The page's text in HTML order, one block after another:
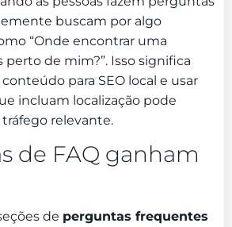
buscam por algo
“Onde encontrar uma
perto de mim?”. Isso significa
para SEO local e usar
incluam localização pode
relevante.
de FAQ ganham
de perguntas frequentes